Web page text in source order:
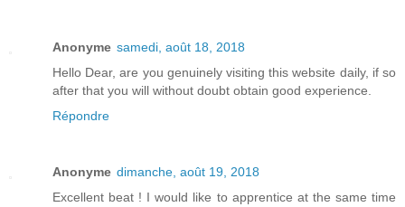
Anonyme samedi, août 18, 2018
Hello Dear, are you genuinely visiting this website daily, if so
after that you will without doubt obtain good experience.
Répondre
Anonyme dimanche, août 19, 2018
Excellent beat ! I would like to apprentice at the same time